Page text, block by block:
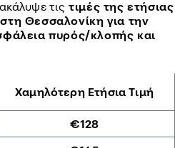
τις τιμές της ετήσιας
Θεσσαλονίκη για την
πυρός/κλοπής και
Χαμηλότερη Ετήσια Τιμή
€128